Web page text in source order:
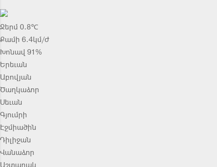
Ջերմ 0.8℃
Քամի 6.4կմ/ժ
Խոնավ 91%
Երեւան
Աբովյան
Ծաղկաձոր
Սեւան
Գյումրի
Էջմիածին
Դիլիջան
Վանաձոր